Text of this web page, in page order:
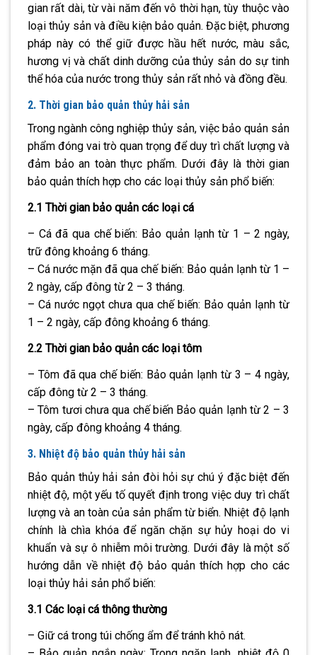
gian rất dài, từ vài năm đến vô thời hạn, tùy thuộc vào
loại thủy sản và điều kiện bảo quản. Đặc biệt, phương
pháp này có thể giữ được hầu hết nước, màu sắc,
hương vị và chất dinh dưỡng của thủy sản do sự tinh
thể hóa của nước trong thủy sản rất nhỏ và đồng đều.
2. Thời gian bảo quản thủy hải sản
Trong ngành công nghiệp thủy sản, việc bảo quản sản
phẩm đóng vai trò quan trọng để duy trì chất lượng và
đảm bảo an toàn thực phẩm. Dưới đây là thời gian
bảo quản thích hợp cho các loại thủy sản phổ biến:
2.1 Thời gian bảo quản các loại cá
– Cá đã qua chế biến: Bảo quản lạnh từ 1 – 2 ngày,
trữ đông khoảng 6 tháng.
– Cá nước mặn đã qua chế biến: Bảo quản lạnh từ 1 –
2 ngày, cấp đông từ 2 – 3 tháng.
– Cá nước ngọt chưa qua chế biến: Bảo quản lạnh từ
1 – 2 ngày, cấp đông khoảng 6 tháng.
2.2 Thời gian bảo quản các loại tôm
– Tôm đã qua chế biến: Bảo quản lạnh từ 3 – 4 ngày,
cấp đông từ 2 – 3 tháng.
– Tôm tươi chưa qua chế biến Bảo quản lạnh từ 2 – 3
ngày, cấp đông khoảng 4 tháng.
3. Nhiệt độ bảo quản thủy hải sản
Bảo quản thủy hải sản đòi hỏi sự chú ý đặc biệt đến
nhiệt độ, một yếu tố quyết định trong việc duy trì chất
lượng và an toàn của sản phẩm từ biển. Nhiệt độ lạnh
chính là chìa khóa để ngăn chặn sự hủy hoại do vi
khuẩn và sự ô nhiễm môi trường. Dưới đây là một số
hướng dẫn về nhiệt độ bảo quản thích hợp cho các
loại thủy hải sản phổ biến:
3.1 Các loại cá thông thường
– Giữ cá trong túi chống ẩm để tránh khô nát.